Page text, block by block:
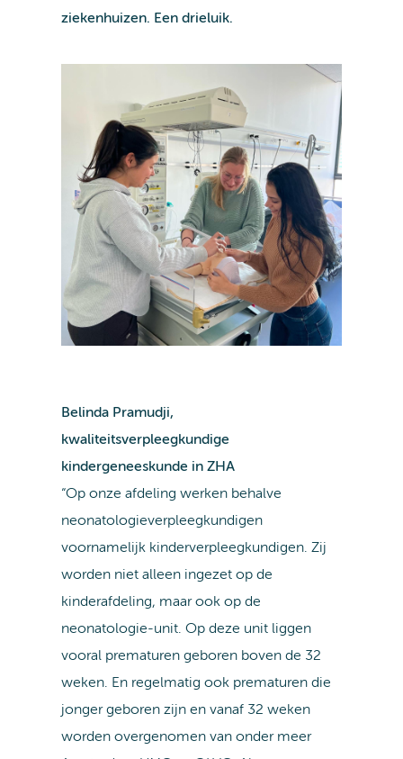
ziekenhuizen. Een drieluik.
Belinda Pramudji,
kwaliteitsverpleegkundige
kindergeneeskunde in ZHA
“Op onze afdeling werken behalve
neonatologieverpleegkundigen
voornamelijk kinderverpleegkundigen. Zij
worden niet alleen ingezet op de
kinderafdeling, maar ook op de
neonatologie-unit. Op deze unit liggen
vooral prematuren geboren boven de 32
weken. En regelmatig ook prematuren die
jonger geboren zijn en vanaf 32 weken
worden overgenomen van onder meer